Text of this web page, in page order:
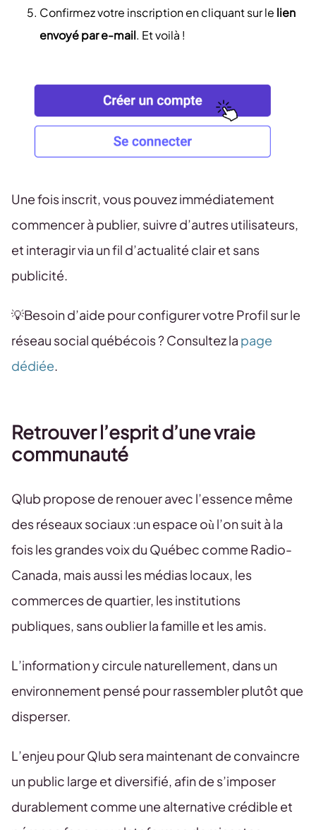
Confirmez votre inscription en cliquant sur le lien
envoyé par e-mail. Et voilà !
Une fois inscrit, vous pouvez immédiatement
commencer à publier, suivre d’autres utilisateurs,
et interagir via un fil d’actualité clair et sans
publicité.
💡Besoin d’aide pour configurer votre Profil sur le
réseau social québécois ? Consultez la page
dédiée
Retrouver l’esprit d’une vraie
communauté
Qlub propose de renouer avec l’essence même
des réseaux sociaux :un espace où l’on suit à la
fois les grandes voix du Québec comme Radio-
Canada, mais aussi les médias locaux, les
commerces de quartier, les institutions
publiques, sans oublier la famille et les amis.
L’information y circule naturellement, dans un
environnement pensé pour rassembler plutôt que
disperser.
L’enjeu pour Qlub sera maintenant de convaincre
un public large et diversifié, afin de s’imposer
durablement comme une alternative crédible et